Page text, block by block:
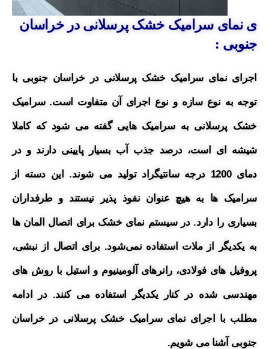
ی نمای سرامیک خشک پرسلانی در خراسان
جنوبی :
اجرای نمای سرامیک خشک پرسلانی در خراسان جنوبی با
توجه به نوع سازه و نوع اجرای آن متفاوت است. سرامیک
خشک پرسلانی به سرامیک هایی گفته می شود که کاملا
شیشه ای است، درصد جذب آب بسیار پایینی دارند و در
دمای 1200 درجه سانتیگراد تولید می شوند. این دسته از
سرامیک ها به هیچ عنوان نفوذ پذیر نیستند و طرفداران
بسیاری را دارد.در سیستم نمای خشک برای اتصال المان ها
به یکدیگر از ملات استفاده نمی‌شود. برای اتصال از نبشی،
پروفیل های فولادی، رانرهای آلومینیوم و استیل با روش های
مهندسی شده در کنار یکدیگر استفاده می کنند. در ادامه
مطلب با اجرای نمای سرامیک خشک پرسلانی در خراسان
جنوبی آشنا می شویم.